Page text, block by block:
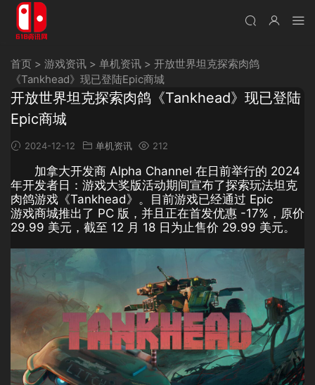
首页 > 游戏资讯 > 单机资讯 > 开放世界坦克探索肉鸽
《Tankhead》现已登陆Epic商城
开放世界坦克探索肉鸽《Tankhead》现已登陆
Epic商城
2024-12-12 单机资讯 212
加拿大开发商 Alpha Channel 在日前举行的 2024
年开发者日：游戏大奖版活动期间宣布了探索玩法坦克
肉鸽游戏《Tankhead》。目前游戏已经通过 Epic
游戏商城推出了 PC 版，并且正在首发优惠 -17%，原价
29.99 美元，截至 12 月 18 日为止售价 29.99 美元。